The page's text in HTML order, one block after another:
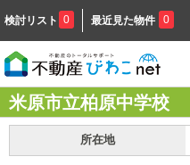
検討リスト 0 最近見た物件 0
米原市立柏原中学校
所在地